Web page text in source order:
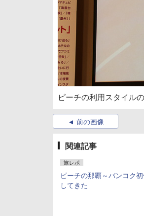
ピーチの利用スタイル
前の画像
関連記事
旅レポ
ピーチの那覇～バンコク
してきた